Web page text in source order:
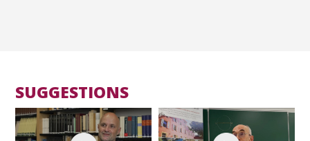
SUGGESTIONS